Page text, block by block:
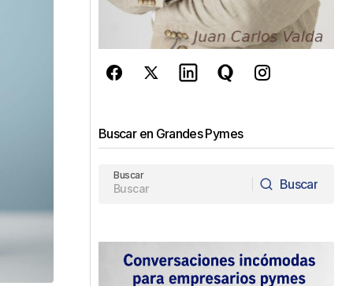
Buscar en Grandes Pymes
Buscar
Buscar